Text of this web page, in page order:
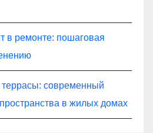
в ремонте: пошаговая
современный
в жилых домах